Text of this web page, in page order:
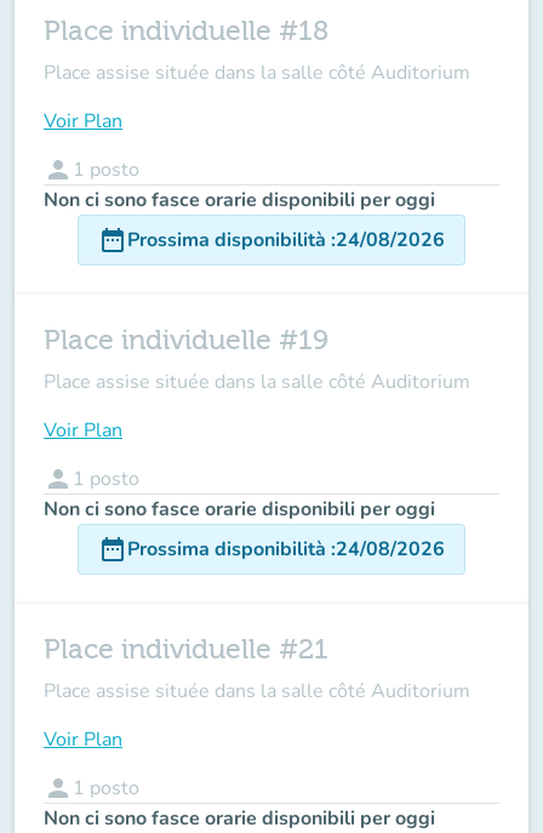
Place individuelle #18
Place assise située dans la salle côté Auditorium
Voir Plan
person 1 posto
Non ci sono fasce orarie disponibili per oggi
date_rangeProssima disponibilità :24/08/2026
Place individuelle #19
Place assise située dans la salle côté Auditorium
Voir Plan
person 1 posto
Non ci sono fasce orarie disponibili per oggi
date_rangeProssima disponibilità :24/08/2026
Place individuelle #21
Place assise située dans la salle côté Auditorium
Voir Plan
person 1 posto
Non ci sono fasce orarie disponibili per oggi